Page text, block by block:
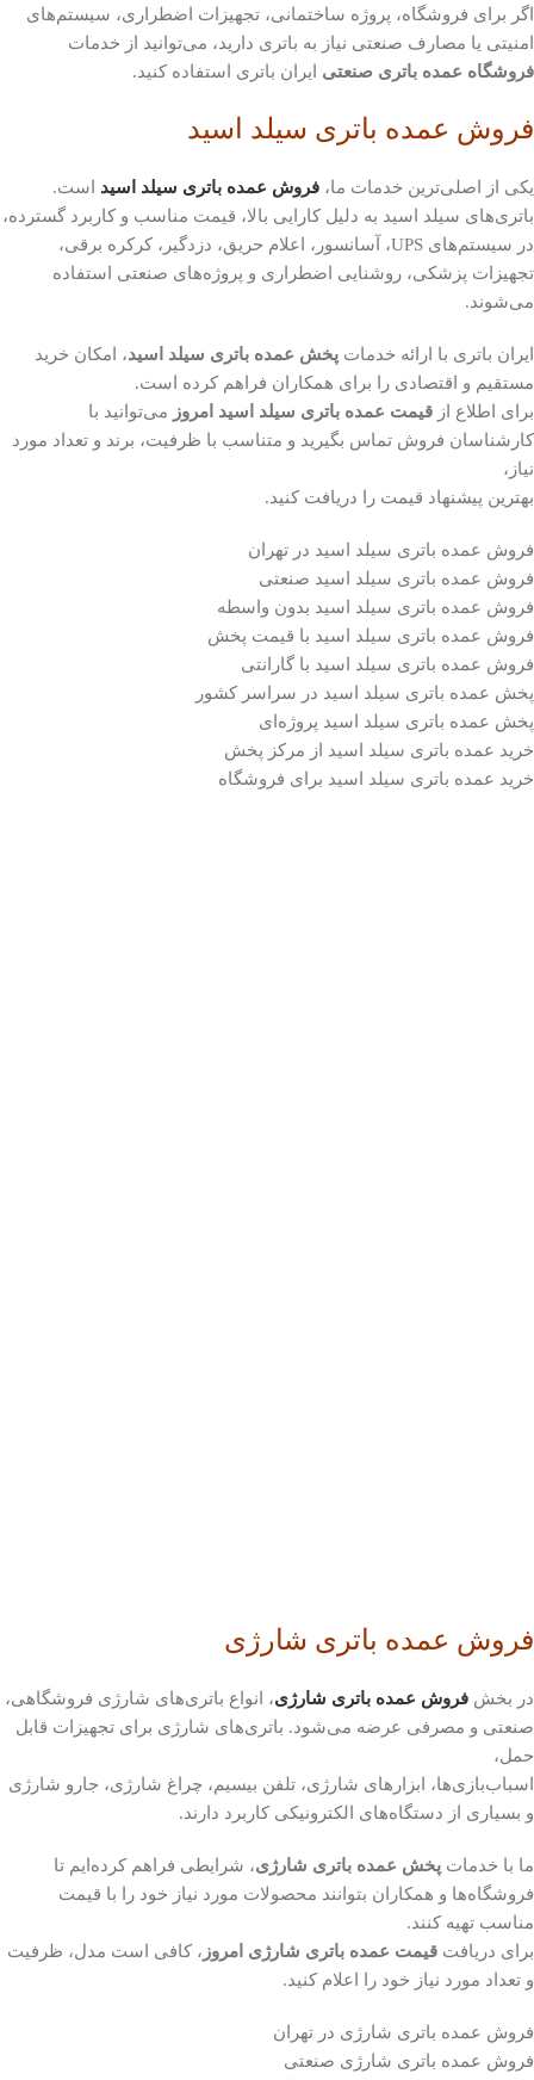
اگر برای فروشگاه، پروژه ساختمانی، تجهیزات اضطراری، سیستم‌های
امنیتی یا مصارف صنعتی نیاز به باتری دارید، می‌توانید از خدمات
فروشگاه عمده باتری صنعتی ایران باتری استفاده کنید.
فروش عمده باتری سیلد اسید
یکی از اصلی‌ترین خدمات ما، فروش عمده باتری سیلد اسید است.
باتری‌های سیلد اسید به دلیل کارایی بالا، قیمت مناسب و کاربرد گسترده،
در سیستم‌های UPS، آسانسور، اعلام حریق، دزدگیر، کرکره برقی،
تجهیزات پزشکی، روشنایی اضطراری و پروژه‌های صنعتی استفاده
می‌شوند.
ایران باتری با ارائه خدمات پخش عمده باتری سیلد اسید، امکان خرید
مستقیم و اقتصادی را برای همکاران فراهم کرده است.
برای اطلاع از قیمت عمده باتری سیلد اسید امروز می‌توانید با
کارشناسان فروش تماس بگیرید و متناسب با ظرفیت، برند و تعداد مورد
نیاز،
بهترین پیشنهاد قیمت را دریافت کنید.
فروش عمده باتری سیلد اسید در تهران
فروش عمده باتری سیلد اسید صنعتی
فروش عمده باتری سیلد اسید بدون واسطه
فروش عمده باتری سیلد اسید با قیمت پخش
فروش عمده باتری سیلد اسید با گارانتی
پخش عمده باتری سیلد اسید در سراسر کشور
پخش عمده باتری سیلد اسید پروژه‌ای
خرید عمده باتری سیلد اسید از مرکز پخش
خرید عمده باتری سیلد اسید برای فروشگاه
فروش عمده باتری شارژی
در بخش فروش عمده باتری شارژی، انواع باتری‌های شارژی فروشگاهی،
صنعتی و مصرفی عرضه می‌شود. باتری‌های شارژی برای تجهیزات قابل
حمل،
اسباب‌بازی‌ها، ابزارهای شارژی، تلفن بیسیم، چراغ شارژی، جارو شارژی
و بسیاری از دستگاه‌های الکترونیکی کاربرد دارند.
ما با خدمات پخش عمده باتری شارژی، شرایطی فراهم کرده‌ایم تا
فروشگاه‌ها و همکاران بتوانند محصولات مورد نیاز خود را با قیمت
مناسب تهیه کنند.
برای دریافت قیمت عمده باتری شارژی امروز ، کافی است مدل، ظرفیت
و تعداد مورد نیاز خود را اعلام کنید.
فروش عمده باتری شارژی در تهران
فروش عمده باتری شارژی صنعتی